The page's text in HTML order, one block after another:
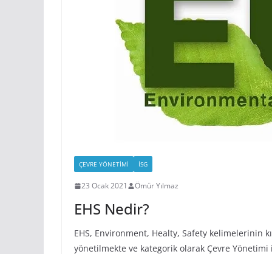
ÇEVRE YÖNETIMI İSG
23 Ocak 2021 Ömür Yılmaz
EHS Nedir?
EHS, Environment, Healty, Safety kelimelerinin
yönetilmekte ve kategorik olarak Çevre